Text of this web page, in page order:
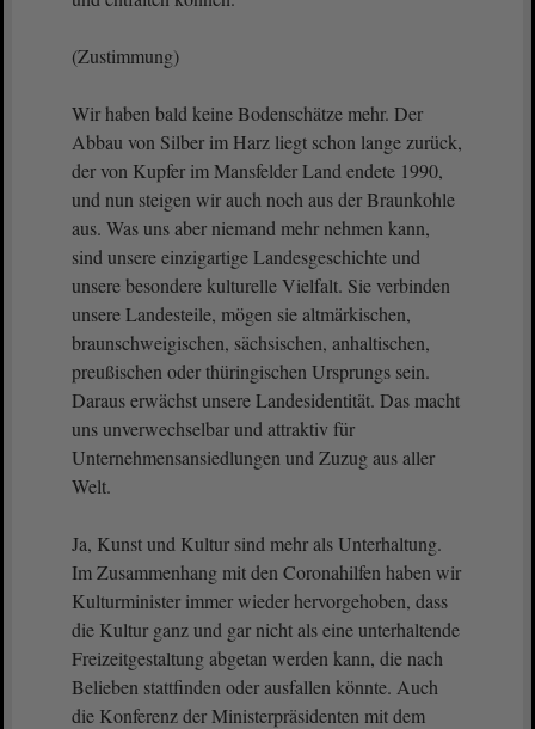
(Zustimmung)
Wir haben bald keine Bodenschätze mehr. Der
Abbau von Silber im Harz liegt schon lange zurück,
der von Kupfer im Mansfelder Land endete 1990,
und nun steigen wir auch noch aus der Braunkohle
aus. Was uns aber niemand mehr nehmen kann,
sind unsere einzigartige Landesgeschichte und
unsere besondere kulturelle Vielfalt. Sie verbinden
unsere Landesteile, mögen sie altmärkischen,
braunschweigischen, sächsischen, anhaltischen,
preußischen oder thüringischen Ursprungs sein.
Daraus erwächst unsere Landesidentität. Das macht
uns unverwechselbar und attraktiv für
Unternehmensansiedlungen und Zuzug aus aller
Welt.
Ja, Kunst und Kultur sind mehr als Unterhaltung.
Im Zusammenhang mit den Coronahilfen haben wir
Kulturminister immer wieder hervorgehoben, dass
die Kultur ganz und gar nicht als eine unterhaltende
Freizeitgestaltung abgetan werden kann, die nach
Belieben stattfinden oder ausfallen könnte. Auch
die Konferenz der Ministerpräsidenten mit dem